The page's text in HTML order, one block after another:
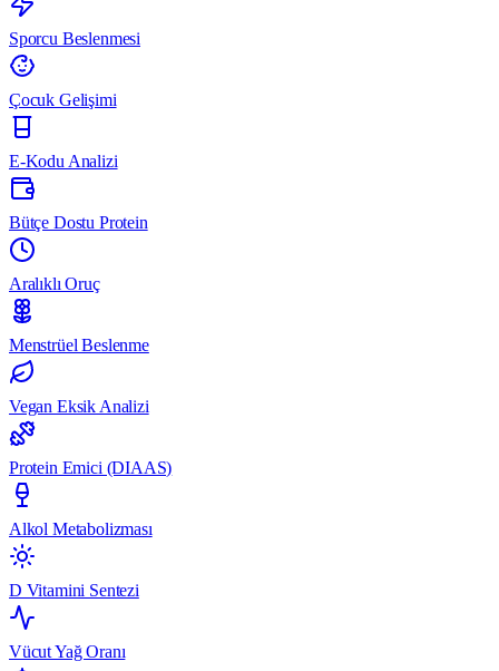
Sporcu Beslenmesi
Çocuk Gelişimi
E-Kodu Analizi
Bütçe Dostu Protein
Aralıklı Oruç
Menstrüel Beslenme
Vegan Eksik Analizi
Protein Emici (DIAAS)
Alkol Metabolizması
D Vitamini Sentezi
Vücut Yağ Oranı